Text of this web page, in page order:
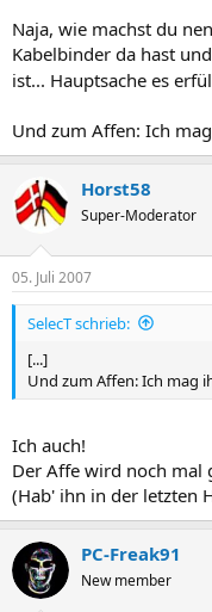
Naja, wie machst du
Kabelbinder da hast
ist... Hauptsache es
Und zum Affen: Ich
Horst58
Super-Moderator
05. Juli 2007
SelecT schrieb:
[...]
Und zum Affen: Ich mag
Ich auch!
Der Affe wird noch mal
(Hab' ihn in der letzten
PC-Freak91
New member